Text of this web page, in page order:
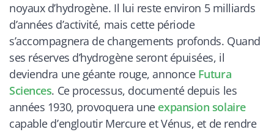
noyaux d’hydrogène. Il lui reste environ 5 milliards
d’années d’activité, mais cette période
s’accompagnera de changements profonds. Quand
ses réserves d’hydrogène seront épuisées, il
deviendra une géante rouge, annonce Futura
Sciences. Ce processus, documenté depuis les
années 1930, provoquera une expansion solaire
capable d’engloutir Mercure et Vénus, et de rendre